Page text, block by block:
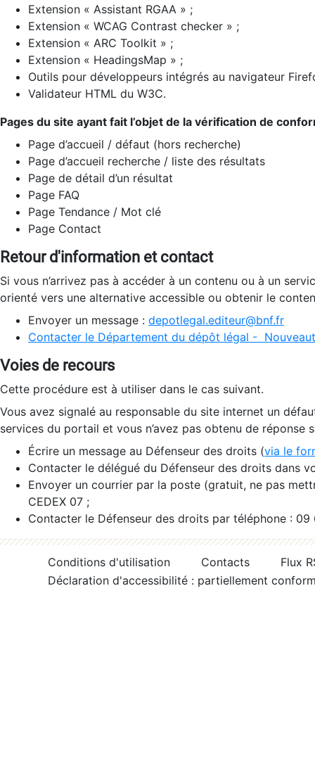
Extension « Assistant RGAA » ;
Extension « WCAG Contrast checker » ;
Extension « ARC Toolkit » ;
Extension « HeadingsMap » ;
Outils pour développeurs intégrés au navigateur
Validateur HTML du W3C.
Pages du site ayant fait l’objet de la vérification de
Page d’accueil / défaut (hors recherche)
Page d’accueil recherche / liste des résultats
Page de détail d’un résultat
Page FAQ
Page Tendance / Mot clé
Page Contact
Retour d'information et contact
Si vous n’arrivez pas à accéder à un contenu ou à un
orienté vers une alternative accessible ou obtenir le
Envoyer un message : depotlegal.editeur@bnf.fr
Contacter le Département du dépôt légal -
Voies de recours
Cette procédure est à utiliser dans le cas suivant.
Vous avez signalé au responsable du site internet un
services du portail et vous n’avez pas obtenu de réponse
Écrire un message au Défenseur des droits (via le
Contacter le délégué du Défenseur des droits dans
Envoyer un courrier par la poste (gratuit, ne pas
CEDEX 07 ;
Contacter le Défenseur des droits par téléphone :
Conditions d'utilisation Contacts
Flux
Déclaration d'accessibilité : partiellement